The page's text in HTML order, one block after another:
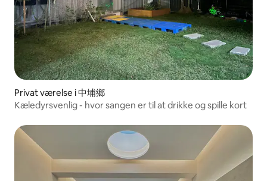
Privat værelse i 中埔鄉
Kæledyrsvenlig - hvor sangen er til at drikke og spille kort